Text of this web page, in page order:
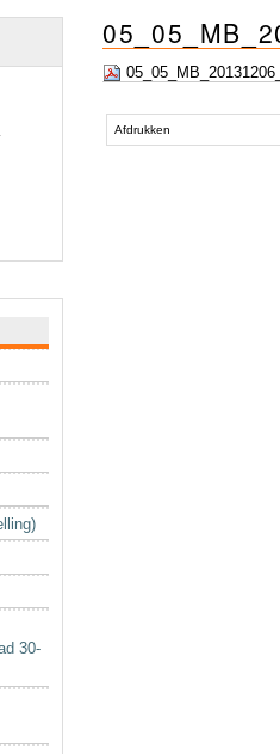
30-
acties
Afdrukken